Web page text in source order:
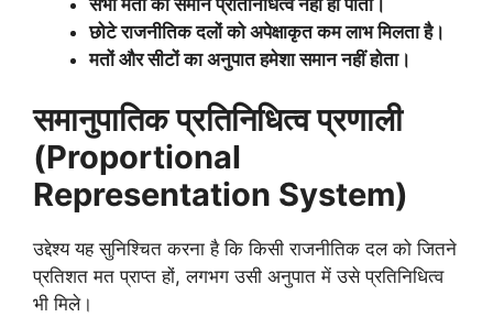
छोटे राजनीतिक दलों को अपेक्षाकृत कम लाभ मिलता है।
मतों और सीटों का अनुपात हमेशा समान नहीं होता।
समानुपातिक प्रतिनिधित्व प्रणाली
(Proportional
Representation System)
उद्देश्य यह सुनिश्चित करना है कि किसी राजनीतिक दल को जितने
प्रतिशत मत प्राप्त हों, लगभग उसी अनुपात में उसे प्रतिनिधित्व
भी मिले।